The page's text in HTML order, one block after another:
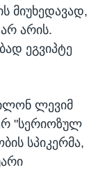
მიუხედავად,
არის.
ეგვიპტე
ლევიმ
"სერიოზულ
სპიკერმა,